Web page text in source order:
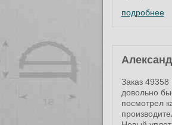
подробнее
Заказ
довольно
посмотрел